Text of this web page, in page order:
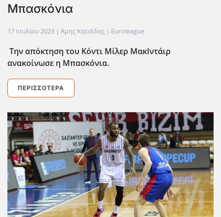
Μπασκόνια
17 Ιουλίου 2023 | Άρης Κατσίδης | Euroleague
Την απόκτηση του Κόντι Μίλερ ΜακΙντάιρ
ανακοίνωσε η Μπασκόνια.
ΠΕΡΙΣΣΌΤΕΡΑ